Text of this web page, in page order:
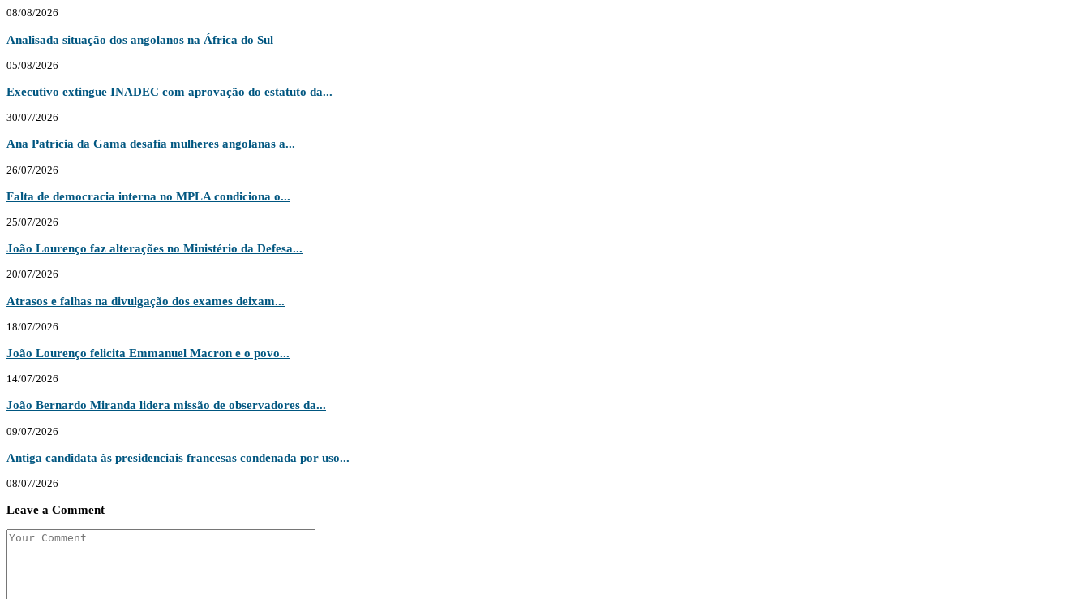
08/08/2026
Analisada situação dos angolanos na África do Sul
05/08/2026
Executivo extingue INADEC com aprovação do estatuto da...
30/07/2026
Ana Patrícia da Gama desafia mulheres angolanas a...
26/07/2026
Falta de democracia interna no MPLA condiciona o...
25/07/2026
João Lourenço faz alterações no Ministério da Defesa...
20/07/2026
Atrasos e falhas na divulgação dos exames deixam...
18/07/2026
João Lourenço felicita Emmanuel Macron e o povo...
14/07/2026
João Bernardo Miranda lidera missão de observadores da...
09/07/2026
Antiga candidata às presidenciais francesas condenada por uso...
08/07/2026
Leave a Comment